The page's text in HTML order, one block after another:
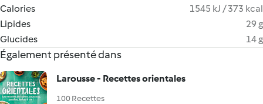
Calories
1545 kJ / 373 kcal
Lipides
29 g
Glucides
14 g
Également présenté dans
Larousse - Recettes orientales
100 Recettes